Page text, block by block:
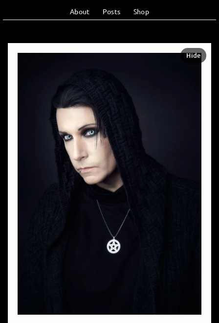
About Posts Shop
Hide